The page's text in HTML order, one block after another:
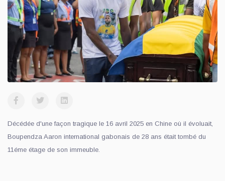
Décédée d'une façon tragique le 16 avril 2025 en Chine où il évoluait,
Boupendza Aaron international gabonais de 28 ans était tombé du
11éme étage de son immeuble.